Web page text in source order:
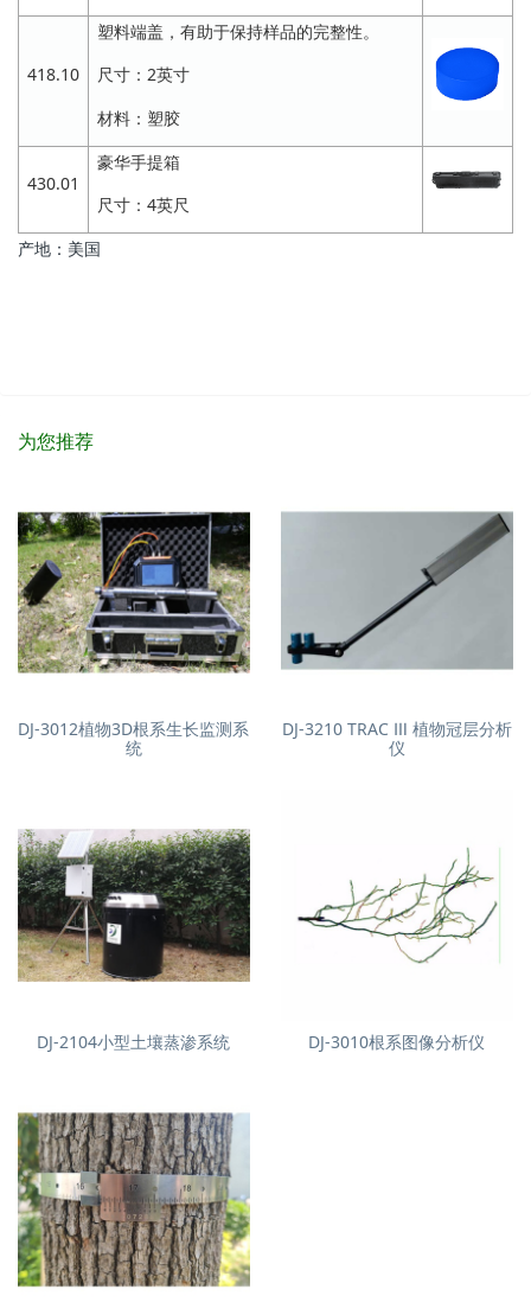
418.10
塑料端盖，有助于保持样品的完整性。
尺寸：2英寸
材料：塑胶
430.01
豪华手提箱
尺寸：4英尺
产地：美国
为您推荐
DJ-3012植物3D根系生长监测系
统
DJ-3210 TRAC Ⅲ 植物冠层分析
仪
DJ-2104小型土壤蒸渗系统 DJ-3010根系图像分析仪